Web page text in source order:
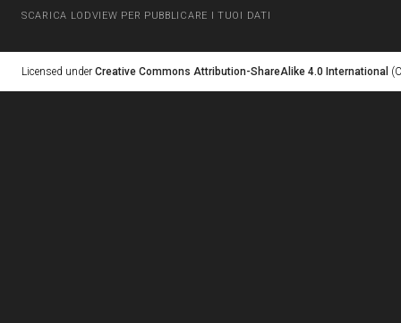
SCARICA LODVIEW PER PUBBLICARE I TUOI DATI
Licensed under Creative Commons Attribution-ShareAlike 4.0 International